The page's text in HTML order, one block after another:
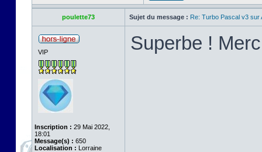
poulette73 Sujet du message : Re: Turbo Pascal v3 sur
VIP
Inscription : 29 Mai 2022,
18:01
Message(s) : 650
Localisation : Lorraine
Superbe !